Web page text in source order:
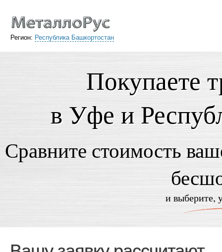
Регион: Республика Башкортостан
Покупаете
в Уфе и
Сравните стоимость
и выберите,